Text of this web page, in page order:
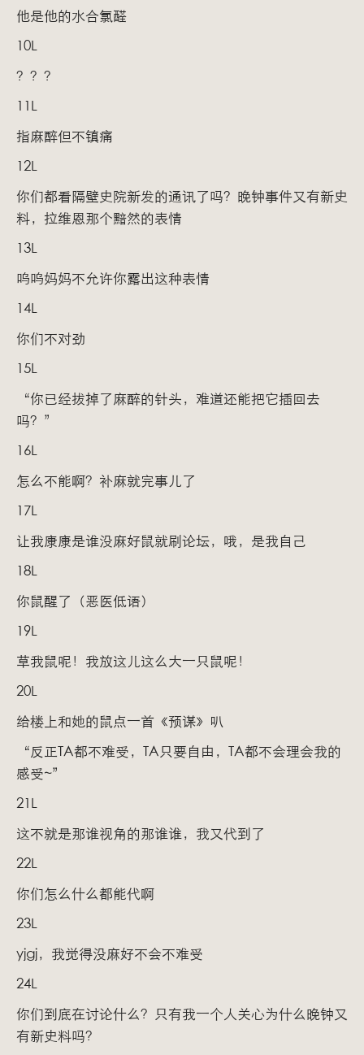
他是他的水合氯醛
10L
？？？
11L
指麻醉但不镇痛
12L
你们都看隔壁史院新发的通讯了吗？晚钟事件又有新史
料，拉维恩那个黯然的表情
13L
呜呜妈妈不允许你露出这种表情
14L
你们不对劲
15L
“你已经拔掉了麻醉的针头，难道还能把它插回去
吗？”
16L
怎么不能啊？补麻就完事儿了
17L
让我康康是谁没麻好鼠就刷论坛，哦，是我自己
18L
你鼠醒了（恶医低语）
19L
草我鼠呢！我放这儿这么大一只鼠呢！
20L
给楼上和她的鼠点一首《预谋》叭
“反正TA都不难受，TA只要自由，TA都不会理会我的
感受~”
21L
这不就是那谁视角的那谁谁，我又代到了
22L
你们怎么什么都能代啊
23L
yjgj，我觉得没麻好不会不难受
24L
你们到底在讨论什么？只有我一个人关心为什么晚钟又
有新史料吗？